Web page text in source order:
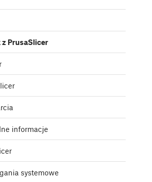
PrusaSlicer
informacje
systemowe